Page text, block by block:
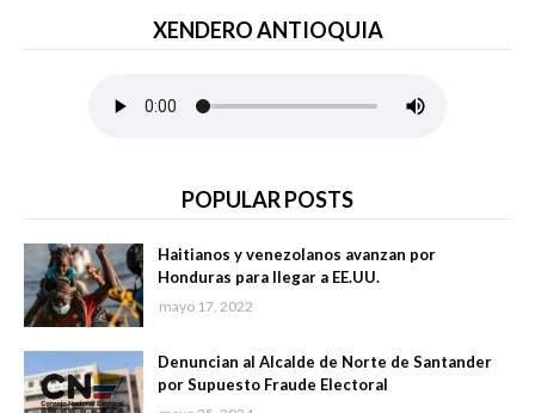
XENDERO ANTIOQUIA
POPULAR POSTS
Haitianos y venezolanos avanzan por
Honduras para llegar a EE.UU.
mayo 17, 2022
Denuncian al Alcalde de Norte de Santander
por Supuesto Fraude Electoral